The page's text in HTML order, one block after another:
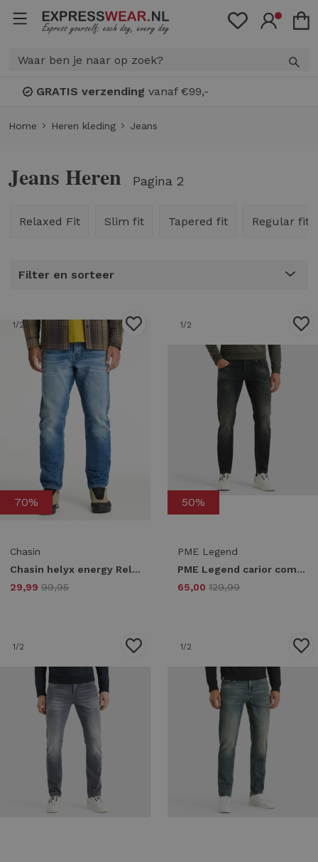
Bonuspunten: spaar voor
Home Heren kleding Jeans
Jeans Heren Pagina 2
Relaxed Fit Slim fit Tapered fit Regular fit
Filter en sorteer
1/2
70%
Chasin
Chasin helyx energy Relaxed Fit d20 - mid blue denim
29,99 99,95
1/2
50%
PME Legend
PME Legend carior comfort denim dark ptr450-cdd Tapered fit cdd
65,00 129,99
1/2 1/2